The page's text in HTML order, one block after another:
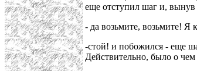
еще отступил шаг и, вынув
- да возьмите, возьмите! Я
-стой! и побожился - еще
Действительно, было о